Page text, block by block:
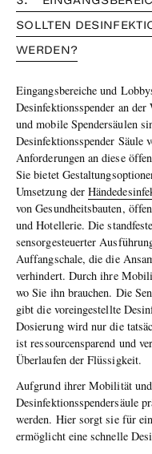
SOLLTEN
WERDEN?
Eingangsbereiche und
Desinfektionsspender an
und mobile Spendersäulen
Desinfektionsspender Säule
Anforderungen an diese
Sie bietet
Umsetzung der
von Gesundheitsbauten,
und Hotellerie. Die
sensorgesteuerter
Auffangschale, die die
verhindert. Durch ihre
wo Sie ihn brauchen. Die
gibt die voreingestellte
Dosierung wird nur die
ist ressourcensparend und
Überlaufen der Flüssigkeit.
Aufgrund ihrer Mobilität
Desinfektionsspendersäule
werden. Hier sorgt sie für
ermöglicht eine schnelle